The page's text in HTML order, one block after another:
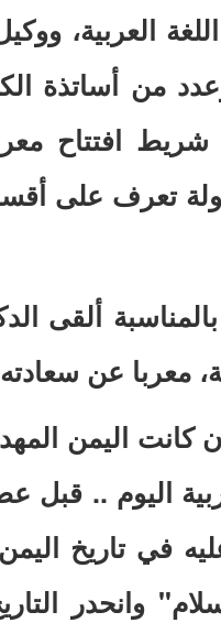
العربية،
من أساتذة
افتتاح
تعرف على
ألقى
معربا عن
اليمن المهد
اليوم .. قبل
في تاريخ
وانحدر